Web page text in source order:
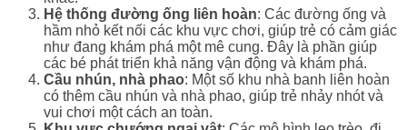
Hệ thống đường ống liên hoàn: Các đường ống và
hầm nhỏ kết nối các khu vực chơi, giúp trẻ có cảm giác
như đang khám phá một mê cung. Đây là phần giúp
các bé phát triển khả năng vận động và khám phá.
Cầu nhún, nhà phao: Một số khu nhà banh liên hoàn
có thêm cầu nhún và nhà phao, giúp trẻ nhảy nhót và
vui chơi một cách an toàn.